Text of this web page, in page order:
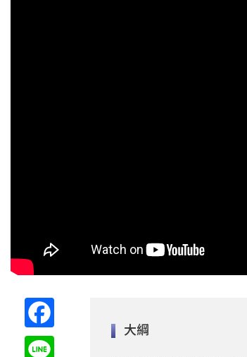
大綱